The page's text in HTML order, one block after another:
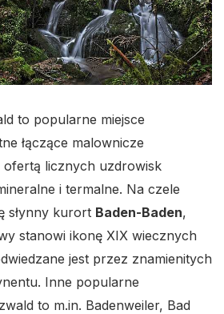
to popularne miejsce
łączące malownicze
licznych uzdrowisk
i termalne. Na czele
słynny kurort Baden-Baden,
stanowi ikonę XIX wiecznych
jest przez znamienitych
Inne popularne
to m.in. Badenweiler, Bad